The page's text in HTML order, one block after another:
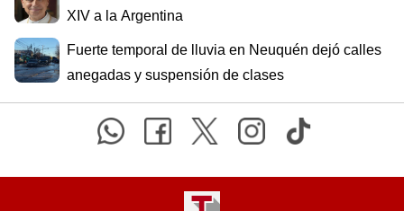
XIV a la Argentina
Fuerte temporal de lluvia en Neuquén dejó calles
anegadas y suspensión de clases